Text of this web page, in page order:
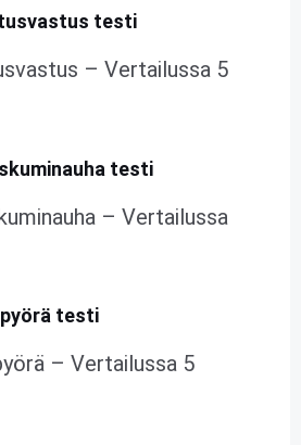
– Vertailussa 5
– Vertailussa
– Vertailussa 5